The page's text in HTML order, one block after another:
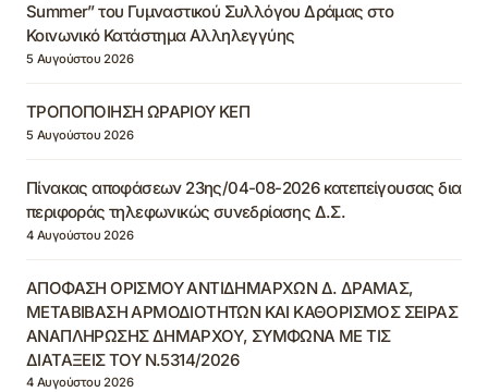
Summer” του Γυμναστικού Συλλόγου Δράμας στο
Κοινωνικό Κατάστημα Αλληλεγγύης
5 Αυγούστου 2026
ΤΡΟΠΟΠΟΙΗΣΗ ΩΡΑΡΙΟΥ ΚΕΠ
5 Αυγούστου 2026
Πίνακας αποφάσεων 23ης/04-08-2026 κατεπείγουσας δια
περιφοράς τηλεφωνικώς συνεδρίασης Δ.Σ.
4 Αυγούστου 2026
ΑΠΟΦΑΣΗ ΟΡΙΣΜΟΥ ΑΝΤΙΔΗΜΑΡΧΩΝ Δ. ΔΡΑΜΑΣ,
ΜΕΤΑΒΙΒΑΣΗ ΑΡΜΟΔΙΟΤΗΤΩΝ ΚΑΙ ΚΑΘΟΡΙΣΜΟΣ ΣΕΙΡΑΣ
ΑΝΑΠΛΗΡΩΣΗΣ ΔΗΜΑΡΧΟΥ, ΣΥΜΦΩΝΑ ΜΕ ΤΙΣ
ΔΙΑΤΑΞΕΙΣ ΤΟΥ Ν.5314/2026
4 Αυγούστου 2026